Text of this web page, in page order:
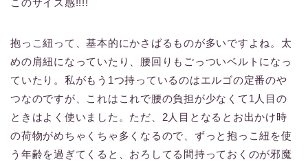
抱っこ紐って、基本的にかさばるものが多いですよね。太
めの肩紐になっていたり、腰回りもごっついベルトになっ
ていたり。私がもう1つ持っているのはエルゴの定番のや
つなのですが、これはこれで腰の負担が少なくて1人目の
ときはよく使いました。ただ、2人目となるとお出かけ時
の荷物がめちゃくちゃ多くなるので、ずっと抱っこ紐を使
う年齢を過ぎてくると、おろしてる間持っておくのが邪魔